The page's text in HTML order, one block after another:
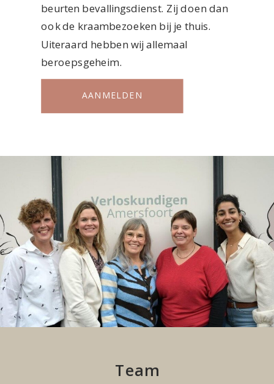
beurten bevallingsdienst. Zij doen dan
ook de kraambezoeken bij je thuis.
Uiteraard hebben wij allemaal
beroepsgeheim.
AANMELDEN
Team